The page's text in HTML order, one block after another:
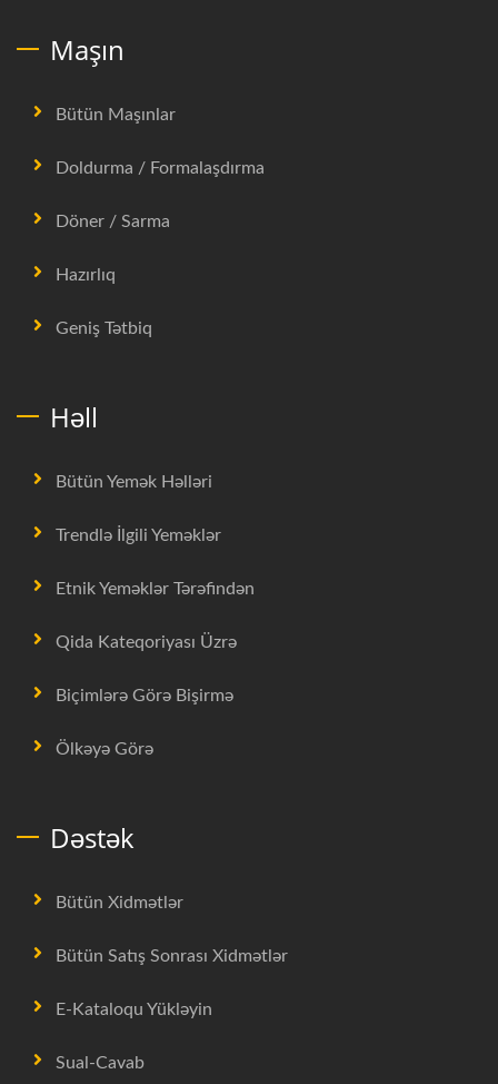
Maşın
Bütün Maşınlar
Doldurma / Formalaşdırma
Döner / Sarma
Hazırlıq
Geniş Tətbiq
Həll
Bütün Yemək Həlləri
Trendlə İlgili Yeməklər
Etnik Yeməklər Tərəfindən
Qida Kateqoriyası Üzrə
Biçimlərə Görə Bişirmə
Ölkəyə Görə
Dəstək
Bütün Xidmətlər
Bütün Satış Sonrası Xidmətlər
E-Kataloqu Yükləyin
Sual-Cavab